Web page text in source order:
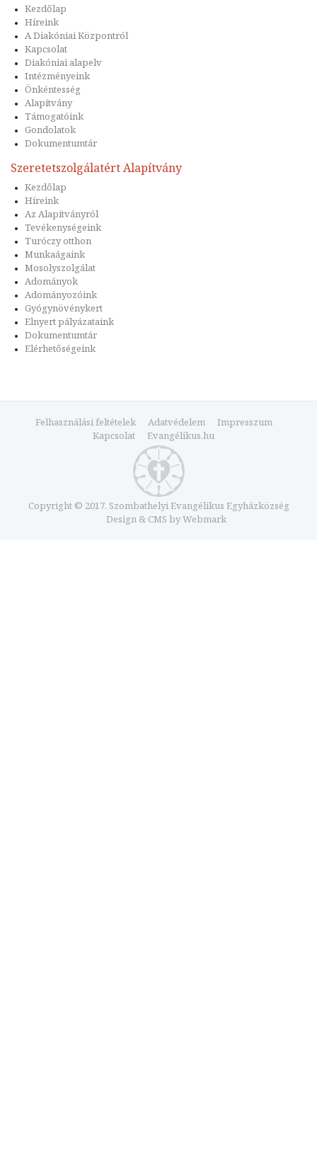
Kezdőlap
Híreink
A Diakóniai Központról
Kapcsolat
Diakóniai alapelv
Intézményeink
Önkéntesség
Alapítvány
Támogatóink
Gondolatok
Dokumentumtár
Szeretetszolgálatért Alapítvány
Kezdőlap
Híreink
Az Alapítványról
Tevékenységeink
Turóczy otthon
Munkaágaink
Mosolyszolgálat
Adományok
Adományozóink
Gyógynövénykert
Elnyert pályázataink
Dokumentumtár
Elérhetőségeink
Felhasználási feltételek Adatvédelem
Impresszum
Kapcsolat
Evangélikus.hu
Copyright © 2017. Szombathelyi Evangélikus Egyházközség
Design & CMS byWebmark